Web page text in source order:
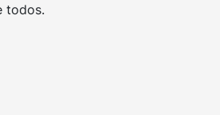
todos.